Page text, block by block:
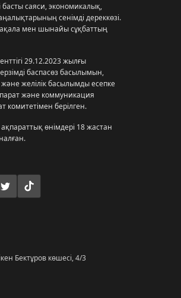
басты саяси, экономикалық,
сенімді дереккөзі.
мен шынайы сұқбаттың
29.12.2023 жылғы
баспасөз басылымын,
және желілік басылымды есепке
және коммуникация
комитетімен берілген.
ақпараттық өнімдері 18 жастан
Бектұров көшесі, 4/3